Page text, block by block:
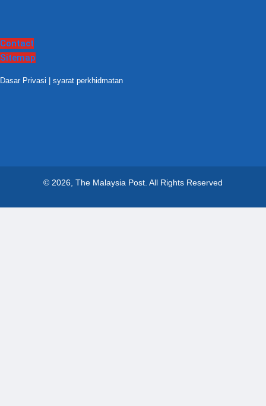
Contact
Sitemap
Dasar Privasi syarat perkhidmatan
© 2026, The Malaysia Post. All Rights Reserved